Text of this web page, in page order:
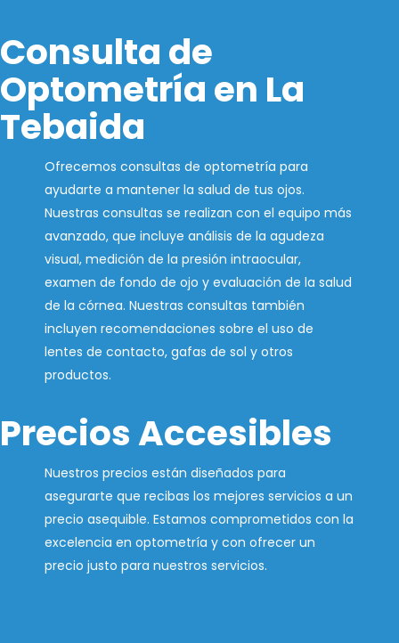
Consulta de
Optometría en La
Tebaida
Ofrecemos consultas de optometría para
ayudarte a mantener la salud de tus ojos.
Nuestras consultas se realizan con el equipo más
avanzado, que incluye análisis de la agudeza
visual, medición de la presión intraocular,
examen de fondo de ojo y evaluación de la salud
de la córnea. Nuestras consultas también
incluyen recomendaciones sobre el uso de
lentes de contacto, gafas de sol y otros
productos.
Precios Accesibles
Nuestros precios están diseñados para
asegurarte que recibas los mejores servicios a un
precio asequible. Estamos comprometidos con la
excelencia en optometría y con ofrecer un
precio justo para nuestros servicios.